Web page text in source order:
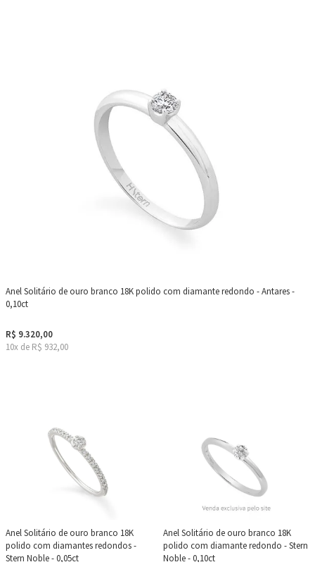
Anel Solitário de ouro branco 18K polido com diamante redondo - Antares -
0,10ct
R$ 9.320,00
10x de R$ 932,00
Anel Solitário de ouro branco 18K
polido com diamantes redondos -
Stern Noble - 0,05ct
Anel Solitário de ouro branco 18K
polido com diamante redondo - Stern
Noble - 0,10ct